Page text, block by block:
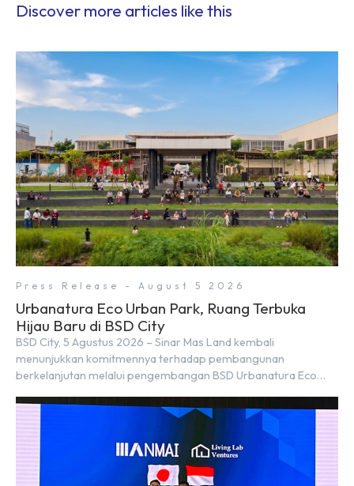
Discover more articles like this
Press Release - August 5 2026
Urbanatura Eco Urban Park, Ruang Terbuka
Hijau Baru di BSD City
BSD City, 5 Agustus 2026 – Sinar Mas Land kembali
menunjukkan komitmennya terhadap pembangunan
berkelanjutan melalui pengembangan BSD Urbanatura Eco
jalur sungai sepanjang 1,5 km yang dikelilingi lanskap tropis
Pathway. Transformasi ini merupakan bagian dari upaya
perusahaan untuk […]